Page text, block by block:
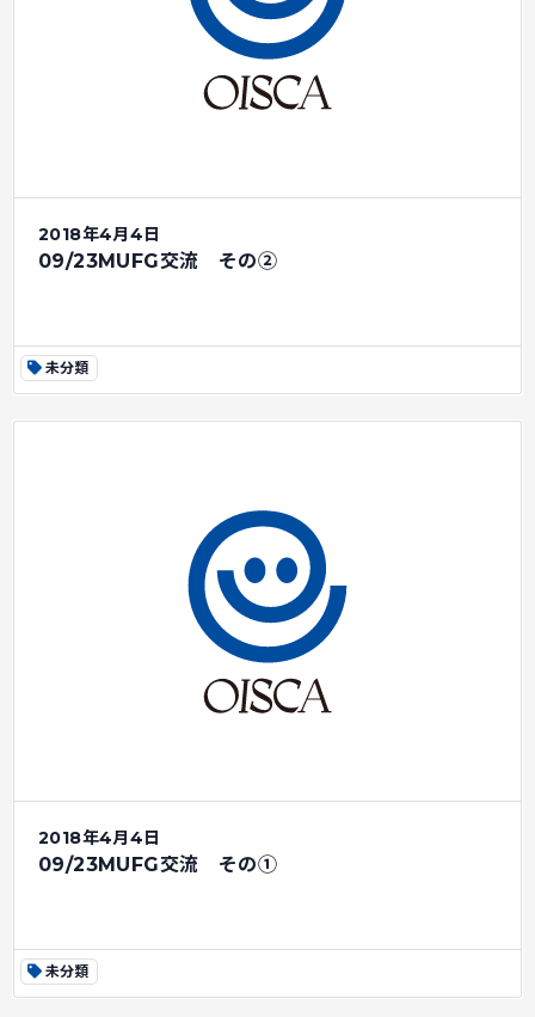
2018年4月4日
09/23MUFG交流 その②
未分類
2018年4月4日
09/23MUFG交流 その①
未分類